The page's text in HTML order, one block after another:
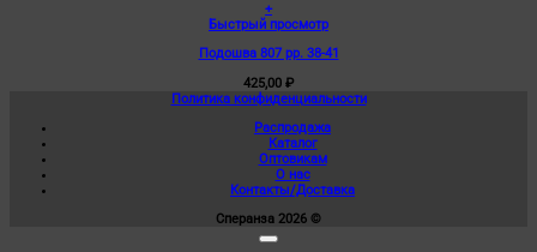
+
Быстрый просмотр
Подошва 807 рр. 38-41
425,00 ₽
Политика конфиденциальности
Распродажа
Каталог
Оптовикам
О нас
Контакты/Доставка
Сперанза 2026 ©